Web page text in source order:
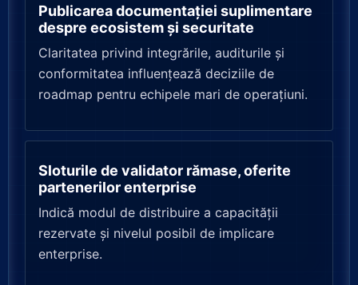
Publicarea documentației suplimentare
despre ecosistem și securitate
Claritatea privind integrările, auditurile și
conformitatea influențează deciziile de
roadmap pentru echipele mari de operațiuni.
Sloturile de validator rămase, oferite
partenerilor enterprise
Indică modul de distribuire a capacității
rezervate și nivelul posibil de implicare
enterprise.